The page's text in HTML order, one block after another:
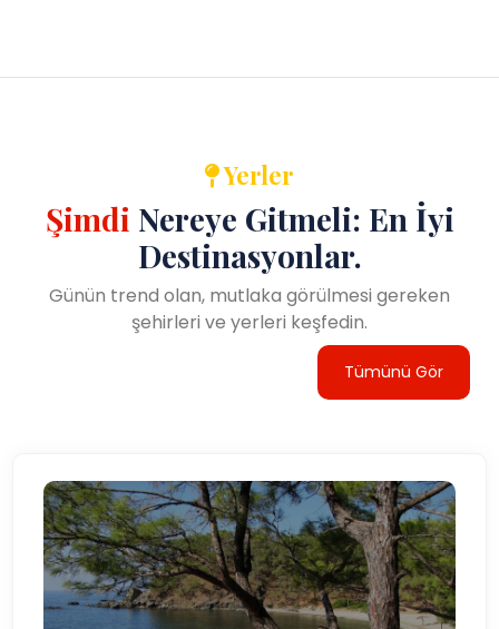
Yerler
Şimdi Nereye Gitmeli: En İyi
Destinasyonlar.
Günün trend olan, mutlaka görülmesi gereken
şehirleri ve yerleri keşfedin.
Tümünü Gör